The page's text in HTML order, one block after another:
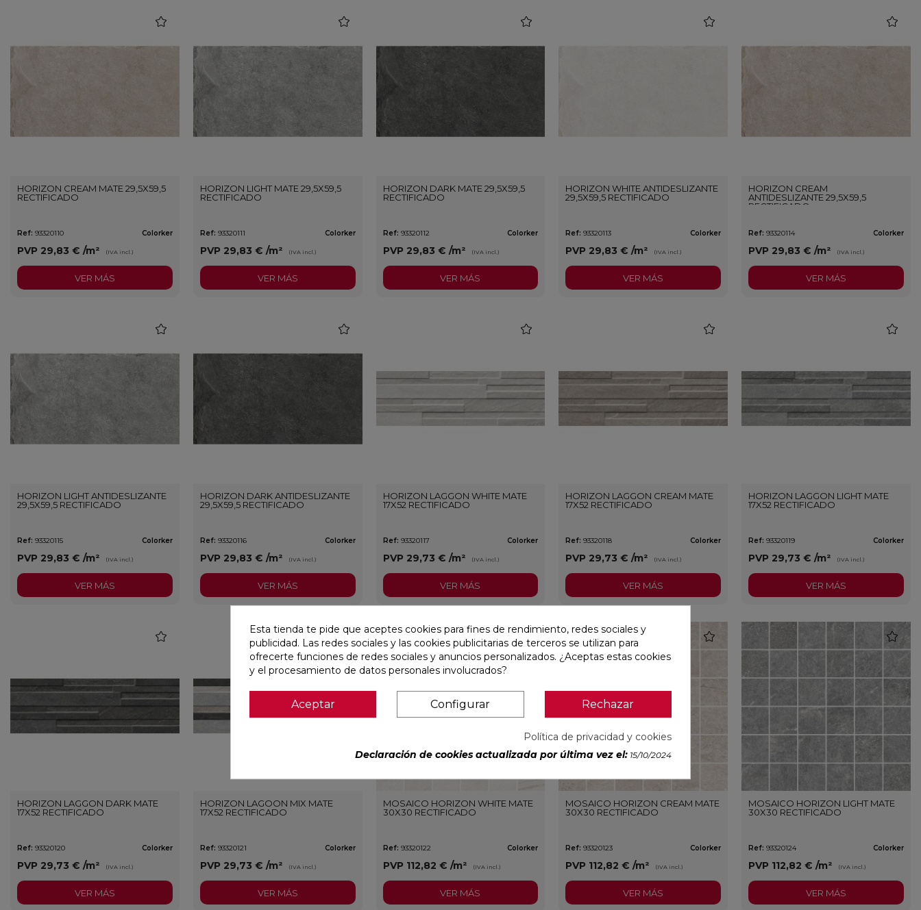
HORIZON CREAM MATE 29,5X59,5
RECTIFICADO
Ref: 93320110 Colorker
PVP 29,83 € /m² (IVA incl.)
favorite
VER MÁS
HORIZON LIGHT MATE 29,5X59,5
RECTIFICADO
Ref: 93320111 Colorker
PVP 29,83 € /m² (IVA incl.)
favorite
VER MÁS
HORIZON DARK MATE 29,5X59,5
RECTIFICADO
Ref: 93320112 Colorker
PVP 29,83 € /m² (IVA incl.)
VER MÁS
HORIZON WHITE ANTIDESLIZANTE
29,5X59,5 RECTIFICADO
Ref: 93320113 Colorker
PVP 29,83 €/m² (IVA incl.)
VER MÁS
HORIZON CREAM
ANTIDESLIZANTE 29,5X59,5
RECTIFICADO
Ref: 93320114 Colorker
PVP 29,83 €/m² (IVA incl.)
favorite
VER MÁS
HORIZON LIGHT ANTIDESLIZANTE
29,5X59,5 RECTIFICADO
Ref: 93320115 Colorker
PVP 29,83 € /m² (IVA incl.)
favorite
VER MÁS
HORIZON DARK ANTIDESLIZANTE
29,5X59,5 RECTIFICADO
Ref: 93320116 Colorker
PVP 29,83 € /m² (IVA incl.)
favorite
VER MÁS
HORIZON LAGGON WHITE MATE
17X52 RECTIFICADO
Ref: 93320117 Colorker
PVP 29,73 € /m² (IVA incl.)
VER MÁS
HORIZON LAGGON CREAM MATE
17X52 RECTIFICADO
Ref: 93320118 Colorker
PVP 29,73 €/m² (IVA incl.)
VER MÁS
HORIZON LAGGON LIGHT MATE
17X52 RECTIFICADO
Ref: 93320119 Colorker
PVP 29,73 €/m² (IVA incl.)
favorite
VER MÁS
HORIZON LAGGON DARK MATE
17X52 RECTIFICADO
Ref: 93320120 Colorker
PVP 29,73 € /m² (IVA incl.)
favorite
VER MÁS
HORIZON LAGOON MIX MATE
17X52 RECTIFICADO
Ref: 93320121 Colorker
PVP 29,73 € /m² (IVA incl.)
favorite
VER MÁS
MOSAICO HORIZON WHITE MATE
30X30 RECTIFICADO
Ref: 93320122 Colorker
PVP 112,82 € /m² (IVA incl.)
favorite
VER MÁS
MOSAICO HORIZON CREAM MATE
30X30 RECTIFICADO
Ref: 93320123 Colorker
PVP 112,82 €/m² (IVA incl.)
VER MÁS
MOSAICO HORIZON LIGHT MATE
30X30 RECTIFICADO
Ref: 93320124 Colorker
PVP 112,82 €/m² (IVA incl.)
favorite
VER MÁS
Esta tienda te pide que aceptes cookies para fines de rendimiento, redes sociales y
publicidad. Las redes sociales y las cookies publicitarias de terceros se utilizan para
ofrecerte funciones de redes sociales y anuncios personalizados. ¿Aceptas estas cookies
y el procesamiento de datos personales involucrados?
Aceptar Configurar Rechazar
Política de privacidad y cookies
Declaración de cookies actualizada por última vez el: 15/10/2024